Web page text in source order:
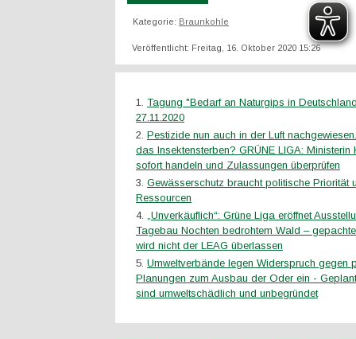
Kategorie: Braunkohle
Veröffentlicht: Freitag, 16. Oktober 2020 15:26
Tagung "Bedarf an Naturgips in
27.11.2020
Pestizide nun auch in der Luft
das Insektensterben? GRÜNE LIGA: Ministerin
sofort handeln und Zulassungen überprüfen
Gewässerschutz braucht politische Priorität
Ressourcen
„Unverkäuflich“: Grüne Liga eröffnet
Tagebau Nochten bedrohtem Wald –
wird nicht der LEAG überlassen
Umweltverbände legen Widerspruch gegen
Planungen zum Ausbau der Oder ein -
sind umweltschädlich und unbegründet